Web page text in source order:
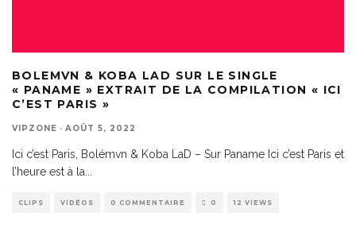
BOLEMVN & KOBA LAD SUR LE SINGLE
« PANAME » EXTRAIT DE LA COMPILATION « ICI
C’EST PARIS »
VIPZONE · AOÛT 5, 2022
Ici c’est Paris, Bolémvn & Koba LaD – Sur Paname Ici c’est Paris et
l’heure est à la...
CLIPS VIDÉOS 0 COMMENTAIRE 0 12 VIEWS